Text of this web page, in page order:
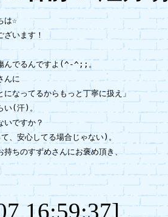
は☆
ざいます！
んでるんですよ(^-^;;。
んに
になってるからもっと丁寧に扱え」
い(汗)。
いですか？
、安心してる場合じゃない)。
持ちのすずめさんにお褒め頂き、
16:59:37]